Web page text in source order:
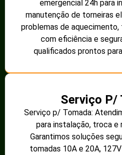
emergencial 24h para
manutenção de torneiras
problemas de
com eficiência e
qualificados prontos
Serviço P/
Serviço p/ Tomada:
para instalação, troca e
Garantimos soluções
tomadas 10A e 20A,